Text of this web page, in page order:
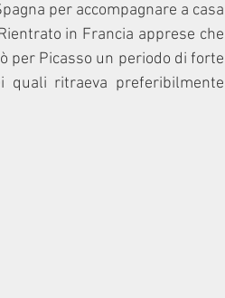
per accompagnare a casa
in Francia apprese che
per Picasso un periodo di forte
ritraeva preferibilmente